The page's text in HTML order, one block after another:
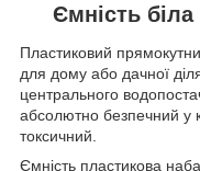
Ємність біла
Пластиковий
для дому або дачної
центрального
абсолютно безпечний у
токсичний.
Ємність пластикова